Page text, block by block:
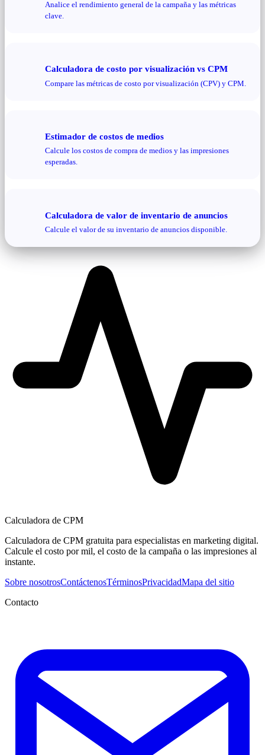
Analice el rendimiento general de la campaña y las métricas
clave.
Calculadora de costo por visualización vs CPM
Compare las métricas de costo por visualización (CPV) y CPM.
Estimador de costos de medios
Calcule los costos de compra de medios y las impresiones
esperadas.
Calculadora de valor de inventario de anuncios
Calcule el valor de su inventario de anuncios disponible.
Calculadora de CPM
Calculadora de CPM gratuita para especialistas en marketing digital.
Calcule el costo por mil, el costo de la campaña o las impresiones al
instante.
Sobre nosotrosContáctenosTérminosPrivacidadMapa del sitio
Contacto